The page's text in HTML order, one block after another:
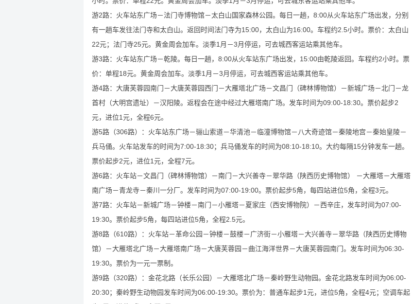
游2路：火车站东广场－法门寺博物馆－太白山国家森林公园。每日一趟，8:00从火车站东广场出发，分别
有一趟车发往法门寺和太白山。返回时间法门寺为15:00，太白山为16:00。车程约2.5小时。票价：太白山
22元；法门寺25元。黄金周会加车。淡季1月－3月停运，可去城西客运站乘其他车。
游3路：火车站东广场－乾陵。每日一趟，8:00从火车站东广场出发，15:00由乾陵返回。车程约2小时。票
价：单程18元。黄金周会加车。淡季1月－3月停运，可去城西客运站乘其他车。
游4路：大唐芙蓉园南门－大唐芙蓉园西门－大雁塔北广场－文昌门（碑林博物馆）－新城广场－北门－龙
首村（大明宫遗址）－汉阳陵。返程会在途中经过大雁塔南广场。发车时间为09:00-18:30。票价起步2
元，进位1元，全程6元。
游5路（306路）：火车站东广场－骊山索道－华清池－临潼博物馆－八大奇迹馆－秦陵地宫－秦始皇陵－
兵马俑。火车站发车的时间为7:00-18:30；兵马俑发车的时间为08:10-18:10。大约每隔15分钟发车一趟。
票价起步2元，进位1元，全程7元。
游6路：火车站－文昌门（碑林博物馆）－南门－大兴善寺－翠华路（陕西历史博物馆） －大雁塔－大雁塔
南广场－青龙寺－秦川一分厂。发车时间为07:00-19:00。票价起步5角，每四站进位5角，全程3元。
游7路：火车站－新城广场－钟楼－南门－小雁塔－夏家庄（西安博物院）－西辛庄，发车时间为07:00-
19:30。票价起步5角，每四站进位5角，全程2.5元。
游8路（610路）：火车站－革命公园－钟楼－鼓楼－广济街－小雁塔－大兴善寺－翠华路（陕西历史博物
馆）－大雁塔北广场－大雁塔南广场－大唐芙蓉园－曲江海洋世界－大唐芙蓉园南门。发车时间为06:30-
19:30。票价为一元一票制。
游9路（320路）：金花北路（长乐公园）－大雁塔北广场－秦岭野生动物园。金花北路发车时间为06:00-
20:30；秦岭野生动物园发车时间为06:00-19:30。票价为：普通车起步1元，进位5角，全程4元；空调车起